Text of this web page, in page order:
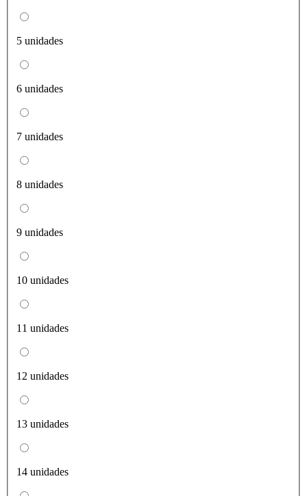
5 unidades
6 unidades
7 unidades
8 unidades
9 unidades
10 unidades
11 unidades
12 unidades
13 unidades
14 unidades